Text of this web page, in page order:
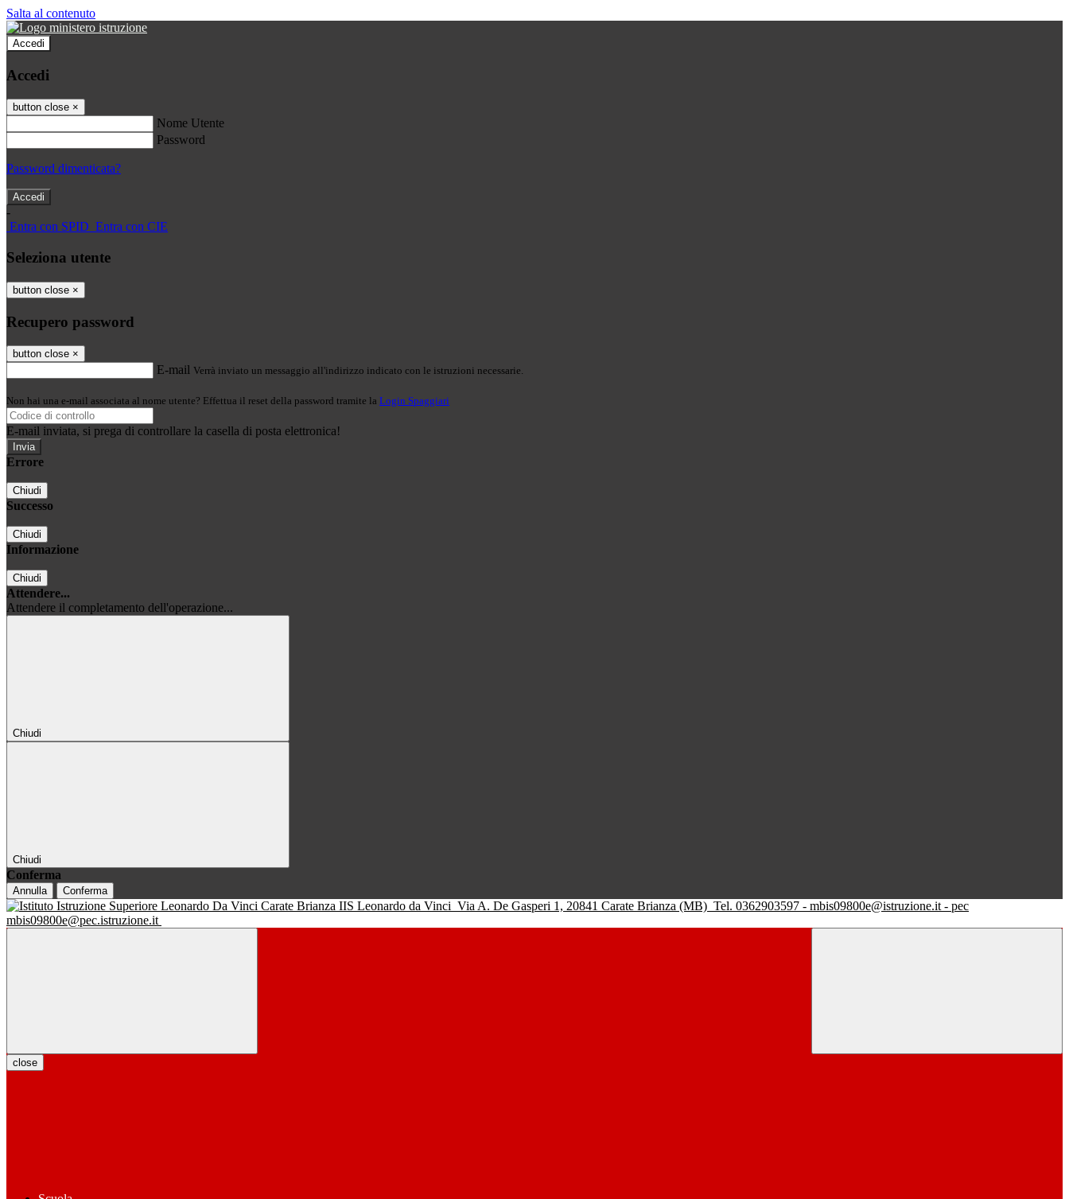
Salta al contenuto
Accedi
Accedi
button close ×
Nome Utente
Password
Password dimenticata?
-
Entra con SPID Entra con CIE
Seleziona utente
button close ×
Recupero password
button close ×
E-mail Verrà inviato un messaggio all'indirizzo indicato con le istruzioni necessarie.
Non hai una e-mail associata al nome utente? Effettua il reset della password tramite la Login Spaggiari
E-mail inviata, si prega di controllare la casella di posta elettronica!
Errore
Chiudi
Successo
Chiudi
Informazione
Chiudi
Attendere...
Attendere il completamento dell'operazione...
Chiudi
Chiudi
Conferma
Annulla Conferma
IIS Leonardo da Vinci Via A. De Gasperi 1, 20841 Carate Brianza (MB) Tel. 0362903597 - mbis09800e@istruzione.it - pec
mbis09800e@pec.istruzione.it
close